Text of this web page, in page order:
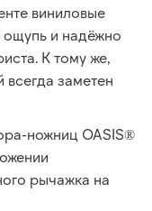
виниловые
ощупь и надёжно
К тому же,
всегда заметен
ножниц OASIS®
рычажка на